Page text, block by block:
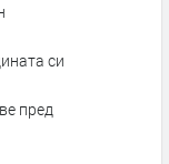
си
пред